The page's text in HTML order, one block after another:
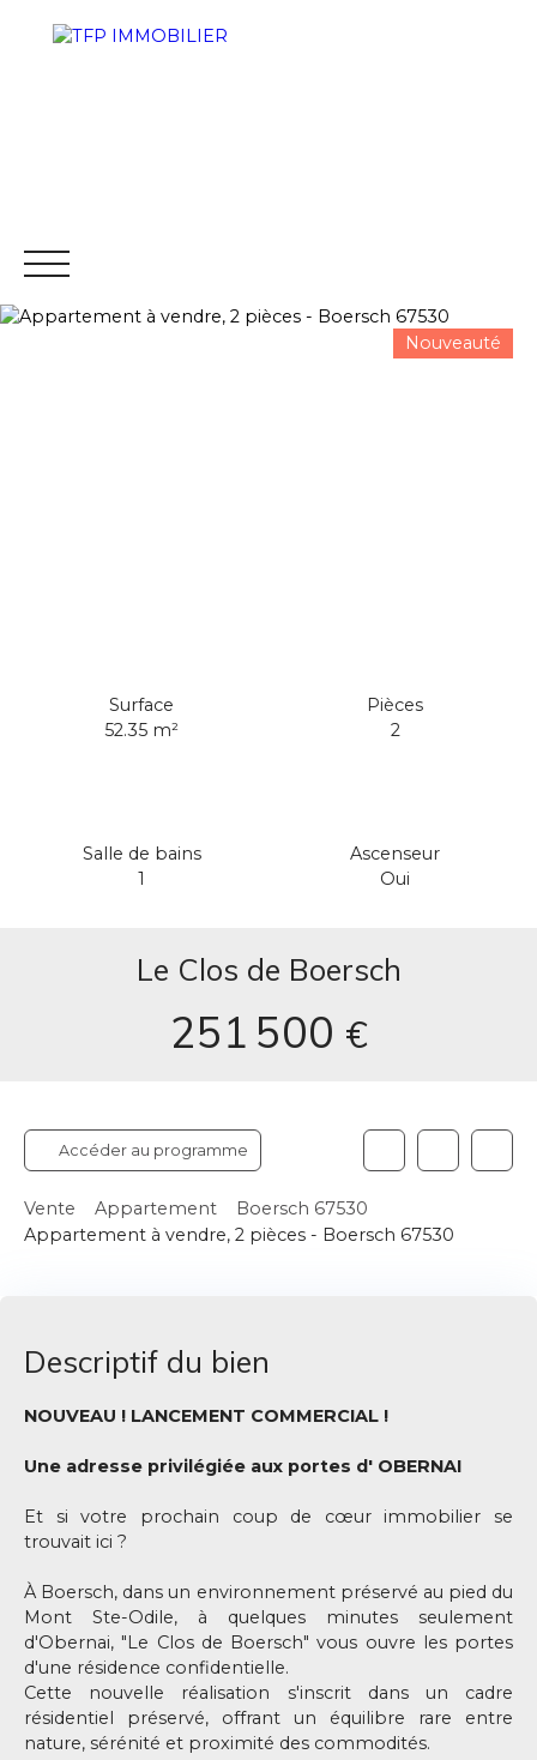
ACHETER VENDRE
Nouveauté
Surface
52.35 m²
Pièces
2
Salle de bains
1
Ascenseur
Oui
Le Clos de Boersch
251 500 €
Accéder au programme
Vente Appartement
Boersch 67530
Appartement à vendre, 2 pièces - Boersch 67530
Descriptif du bien
NOUVEAU ! LANCEMENT COMMERCIAL !
Une adresse privilégiée aux portes d' OBERNAI
Et si votre prochain coup de cœur immobilier se
trouvait ici ?
À Boersch, dans un environnement préservé au pied du
Mont Ste-Odile, à quelques minutes seulement
d'Obernai, "Le Clos de Boersch" vous ouvre les portes
d'une résidence confidentielle.
Cette nouvelle réalisation s'inscrit dans un cadre
résidentiel préservé, offrant un équilibre rare entre
nature, sérénité et proximité des commodités.